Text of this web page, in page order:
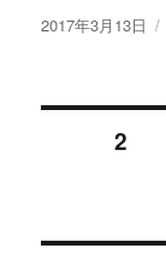
投
2017年3月13日
ナ
ページ2